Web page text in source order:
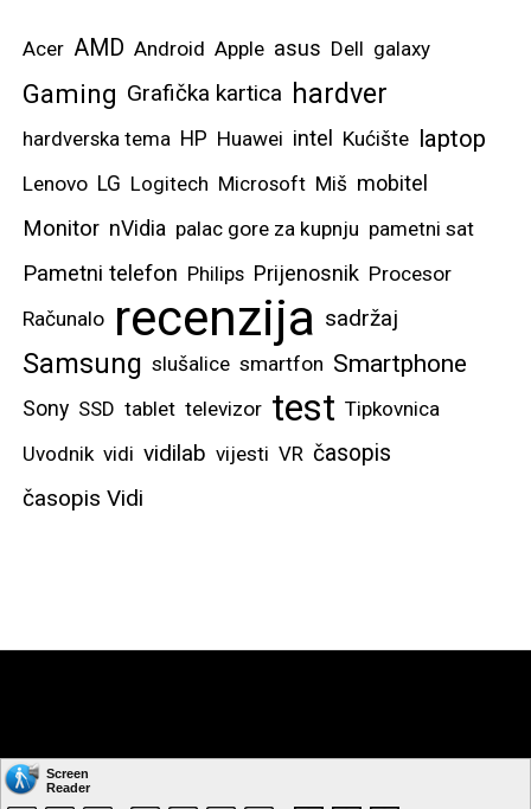
Acer AMD Android Apple asus Dell galaxy
Gaming Grafička kartica hardver
hardverska tema HP Huawei intel Kućište laptop
Lenovo LG Logitech Microsoft Miš mobitel
Monitor nVidia palac gore za kupnju pametni sat
Pametni telefon Philips Prijenosnik Procesor
Računalo recenzija sadržaj
Samsung slušalice smartfon Smartphone
Sony SSD tablet televizor test Tipkovnica
Uvodnik vidi vidilab vijesti VR časopis
časopis Vidi